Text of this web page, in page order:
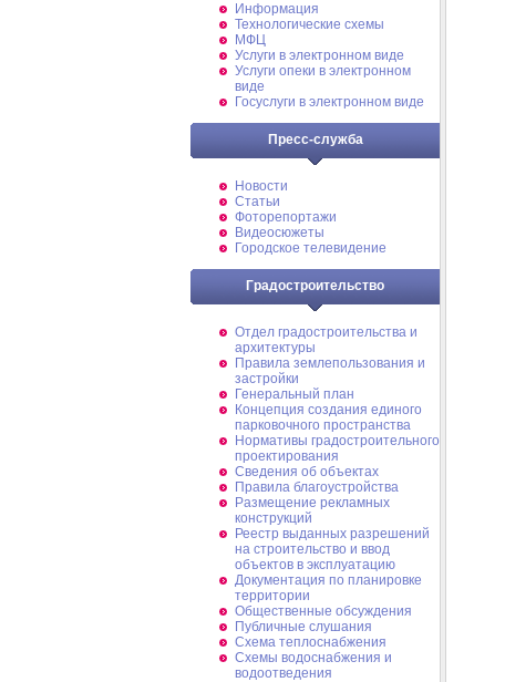
Информация
Технологические схемы
МФЦ
Услуги в электронном виде
Услуги опеки в электронном
виде
Госуслуги в электронном виде
Пресс-служба
Новости
Статьи
Фоторепортажи
Видеосюжеты
Городское телевидение
Градостроительство
Отдел градостроительства и
архитектуры
Правила землепользования и
застройки
Генеральный план
Концепция создания единого
парковочного пространства
Нормативы градостроительного
проектирования
Сведения об объектах
Правила благоустройства
Размещение рекламных
конструкций
Реестр выданных разрешений
на строительство и ввод
объектов в эксплуатацию
Документация по планировке
территории
Общественные обсуждения
Публичные слушания
Схема теплоснабжения
Схемы водоснабжения и
водоотведения